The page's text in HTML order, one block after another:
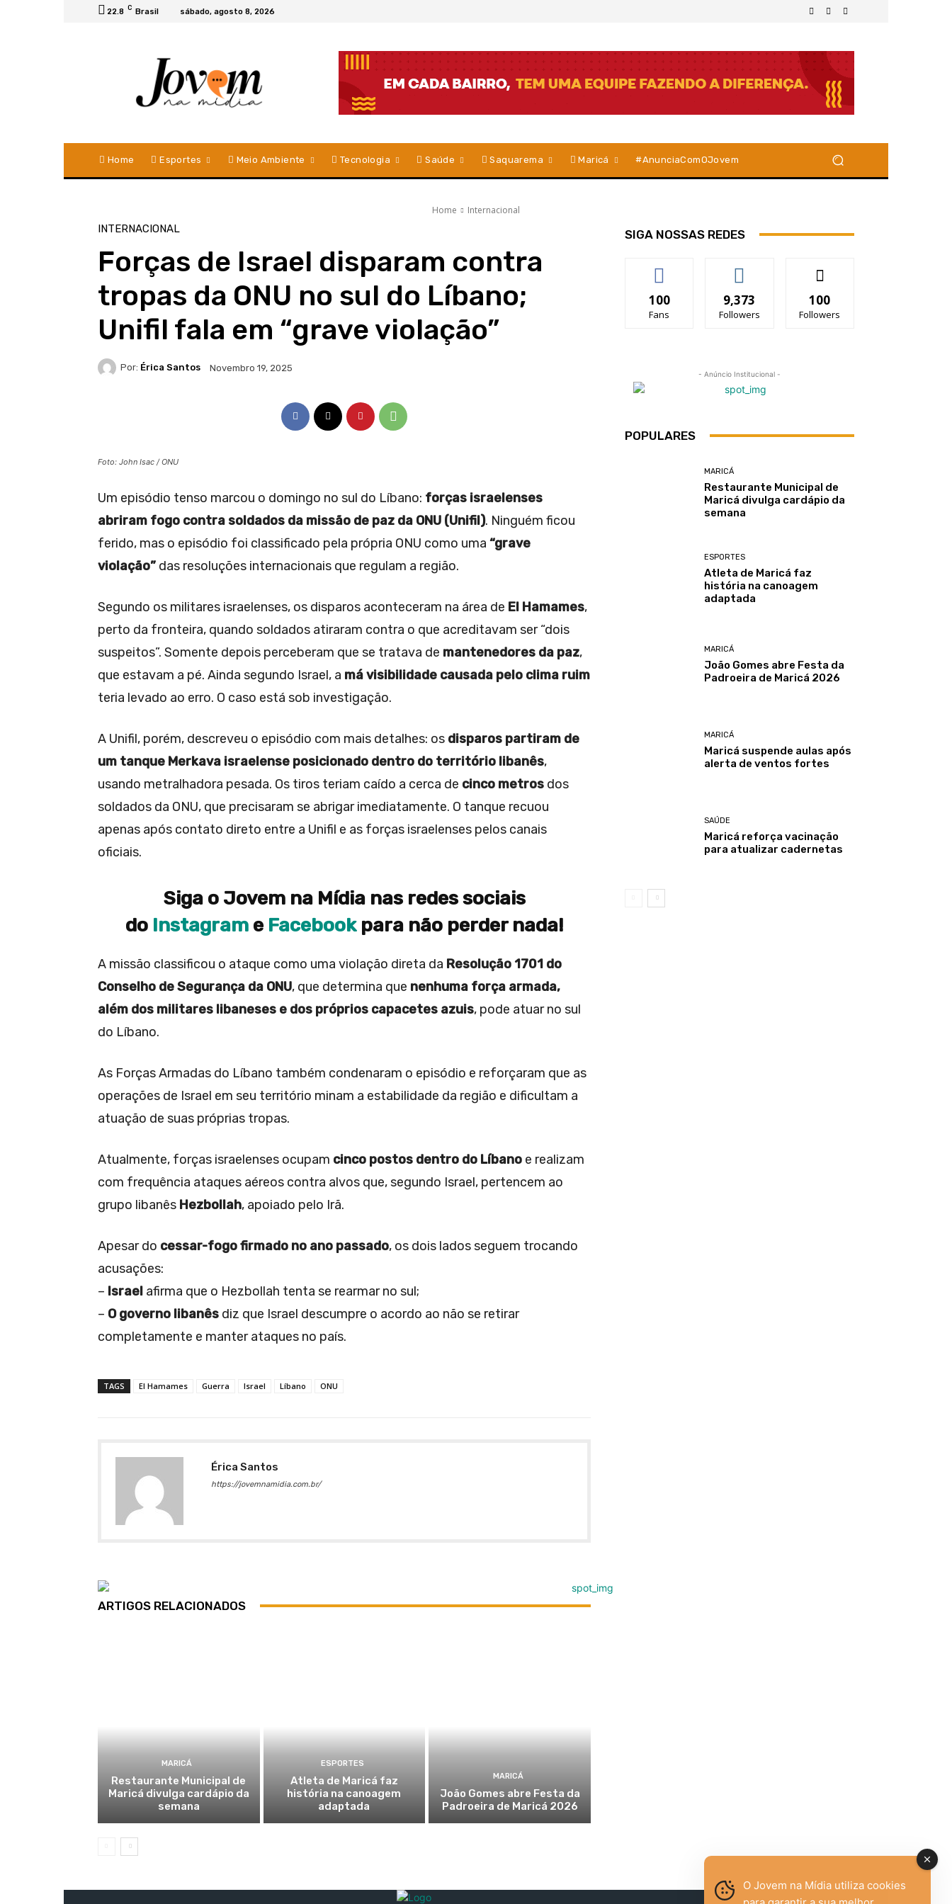
22.8 C Brasil sábado, agosto 8, 2026
Home Esportes Meio Ambiente Tecnologia Saúde Saquarema Maricá #AnunciaComOJovem
Home Internacional
INTERNACIONAL
Forças de Israel disparam contra
tropas da ONU no sul do Líbano;
Unifil fala em “grave violação”
Por: Érica Santos Novembro 19, 2025
Foto: John Isac / ONU
Um episódio tenso marcou o domingo no sul do Líbano: forças israelenses
abriram fogo contra soldados da missão de paz da ONU (Unifil). Ninguém ficou
ferido, mas o episódio foi classificado pela própria ONU como uma “grave
violação” das resoluções internacionais que regulam a região.
Segundo os militares israelenses, os disparos aconteceram na área de El Hamames,
perto da fronteira, quando soldados atiraram contra o que acreditavam ser “dois
suspeitos”. Somente depois perceberam que se tratava de mantenedores da paz,
que estavam a pé. Ainda segundo Israel, a má visibilidade causada pelo clima ruim
teria levado ao erro. O caso está sob investigação.
A Unifil, porém, descreveu o episódio com mais detalhes: os disparos partiram de
um tanque Merkava israelense posicionado dentro do território libanês,
usando metralhadora pesada. Os tiros teriam caído a cerca de cinco metros dos
soldados da ONU, que precisaram se abrigar imediatamente. O tanque recuou
apenas após contato direto entre a Unifil e as forças israelenses pelos canais
oficiais.
Siga o Jovem na Mídia nas redes sociais
do Instagram e Facebookpara não perder nada!
A missão classificou o ataque como uma violação direta da Resolução 1701 do
Conselho de Segurança da ONU, que determina que nenhuma força armada,
além dos militares libaneses e dos próprios capacetes azuis, pode atuar no sul
do Líbano.
As Forças Armadas do Líbano também condenaram o episódio e reforçaram que as
operações de Israel em seu território minam a estabilidade da região e dificultam a
atuação de suas próprias tropas.
Atualmente, forças israelenses ocupam cinco postos dentro do Líbano e realizam
com frequência ataques aéreos contra alvos que, segundo Israel, pertencem ao
grupo libanês Hezbollah, apoiado pelo Irã.
Apesar do cessar-fogo firmado no ano passado, os dois lados seguem trocando
acusações:
– Israel afirma que o Hezbollah tenta se rearmar no sul;
– O governo libanês diz que Israel descumpre o acordo ao não se retirar
completamente e manter ataques no país.
TAGS El Hamames Guerra Israel Líbano ONU
Érica Santos
https://jovemnamidia.com.br/
ARTIGOS RELACIONADOS
MARICÁ
Restaurante Municipal de
Maricá divulga cardápio da
semana
ESPORTES
Atleta de Maricá faz
história na canoagem
adaptada
MARICÁ
João Gomes abre Festa da
Padroeira de Maricá 2026
SIGA NOSSAS REDES
100
Fans
9,373
Followers
100
Followers
- Anúncio Institucional -
POPULARES
MARICÁ
Restaurante Municipal de
Maricá divulga cardápio da
semana
ESPORTES
Atleta de Maricá faz
história na canoagem
adaptada
MARICÁ
João Gomes abre Festa da
Padroeira de Maricá 2026
MARICÁ
Maricá suspende aulas após
alerta de ventos fortes
SAÚDE
Maricá reforça vacinação
para atualizar cadernetas
O Jovem na Mídia utiliza cookies